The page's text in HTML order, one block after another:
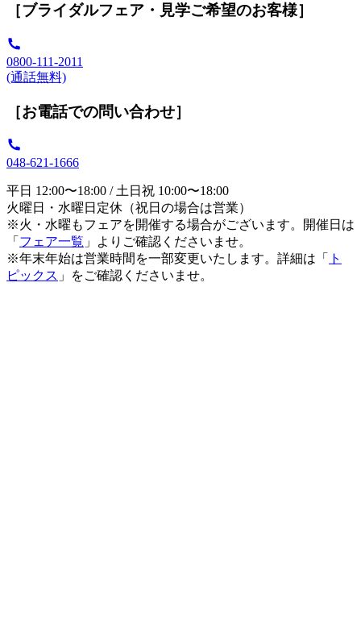
［ブライダルフェア・見学ご希望のお客様］
0800-111-2011
(通話無料)
［お電話での問い合わせ］
048-621-1666
平日 12:00〜18:00 / 土日祝 10:00〜18:00
火曜日・水曜日定休（祝日の場合は営業）
※火・水曜もフェアを開催する場合がございます。開催日は
「 フェア一覧 」よりご確認くださいませ。
※年末年始は営業時間を一部変更いたします。詳細は「
ト
ピックス 」をご確認くださいませ。